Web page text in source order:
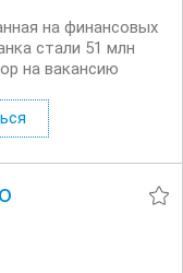
на финансовых
стали 51 млн
на вакансию
по